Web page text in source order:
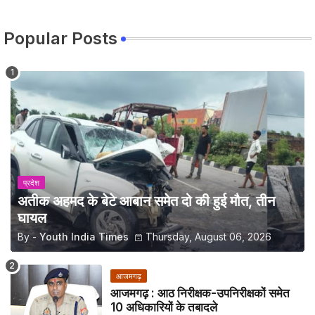
Popular Posts
प्रदेश
अतीक अहमद के बेटे आबान समेत दो की हुई मौत, तीन
घायल
By - Youth India Times Thursday, August 06, 2026
आजमगढ़
आजमगढ़ : आठ निरीक्षक-उपनिरीक्षकों समेत
10 अधिकारियों के तबादले